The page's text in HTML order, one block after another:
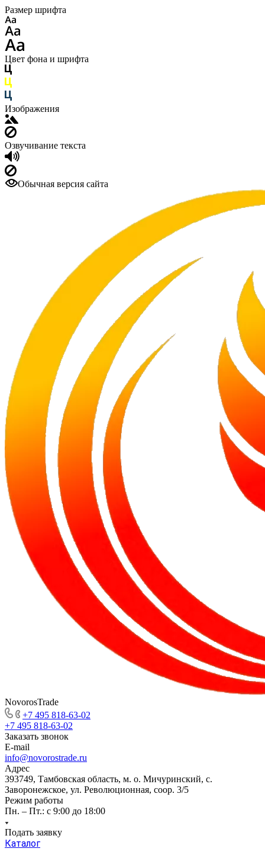
Размер шрифта
Цвет фона и шрифта
Изображения
Озвучивание текста
Обычная версия сайта
NovorosTrade
+7 495 818-63-02
+7 495 818-63-02
Заказать звонок
E-mail
info@novorostrade.ru
Адрес
393749, Тамбовская область, м. о. Мичуринский, с.
Заворонежское, ул. Революционная, соор. 3/5
Режим работы
Пн. – Пт.: с 9:00 до 18:00
Подать заявку
Каталог